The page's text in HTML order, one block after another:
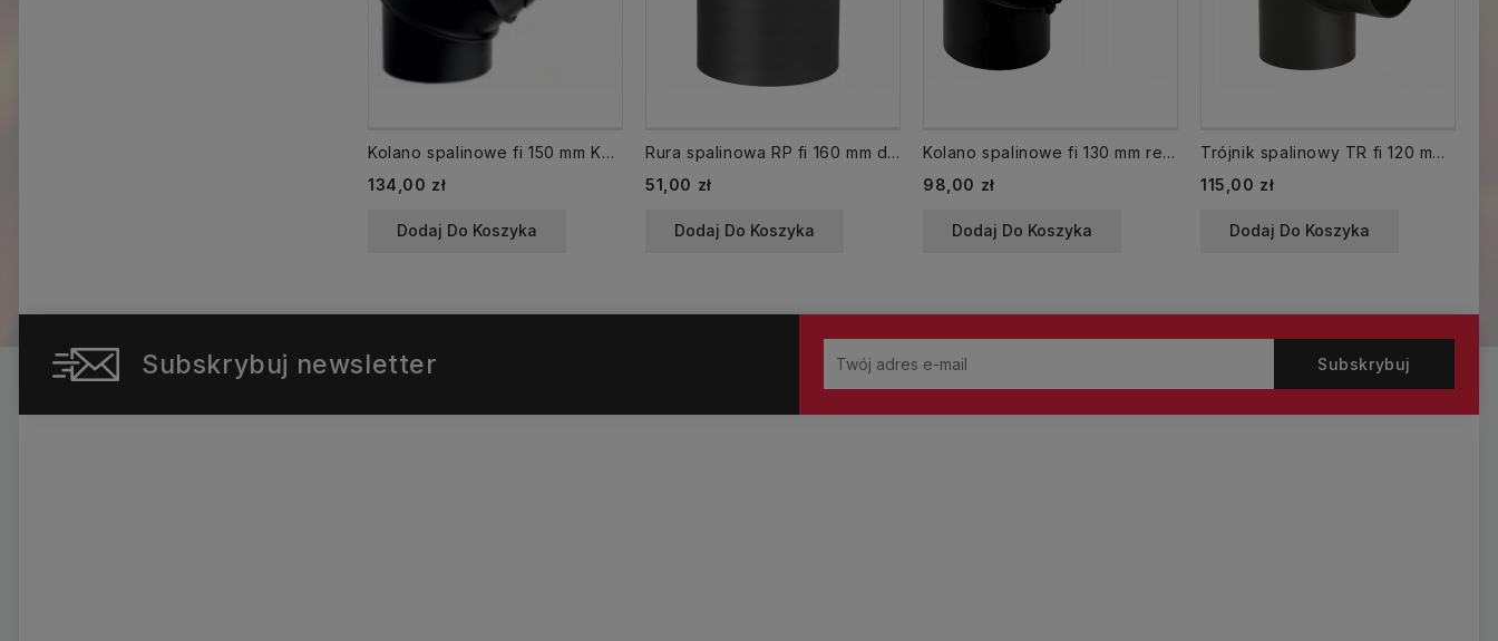
Kolano spalinowe fi 150 mm KNSR150/UNI-CZ2 regulowane 4 segmentowe
Cena
134,00 zł
Dodaj Do Koszyka
Rura spalinowa RP fi 160 mm dł. 250 mm CZ2
Cena
51,00 zł
Dodaj Do Koszyka
Kolano spalinowe fi 130 mm regulowane KNSR130/90-CZ2
Cena
98,00 zł
Dodaj Do Koszyka
Trójnik spalinowy TR fi 120 mm kąt 90 CZ2
Cena
115,00 zł
Dodaj Do Koszyka
Subskrybuj newsletter